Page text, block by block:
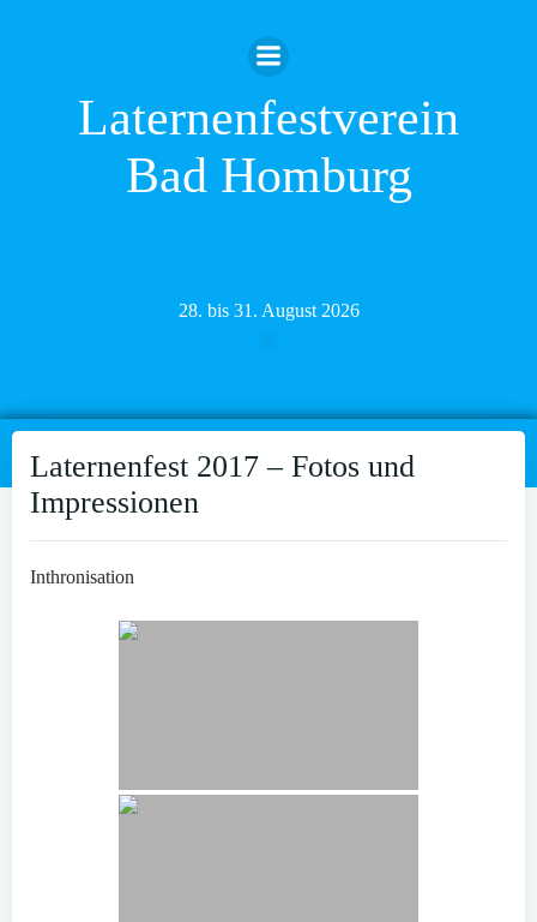
Inhalt
springen
Laternenfestverein
Bad Homburg
28. bis 31. August 2026
Laternenfest 2017 – Fotos und
Impressionen
Inthronisation